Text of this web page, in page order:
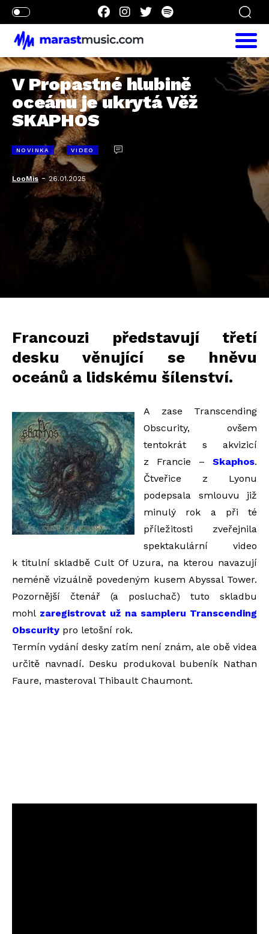
V Propastné hlubině
oceánu je ukrytá Věž
SKAPHOS
NOVINKA VIDEO
LooMis- 26.01.2025
Francouzi představují třetí
desku věnující se hněvu
oceánů a lidskému šílenství.
A zase Transcending
Obscurity, ovšem
tentokrát s akvizicí
z Francie – Skaphos.
Čtveřice z Lyonu
podepsala smlouvu již
minulý rok a při té
příležitosti zveřejnila
spektakulární video
k titulní skladbě Cult Of Uzura, na kterou navazují
neméně vizuálně povedeným kusem Abyssal Tower.
Pozornější čtenář (a posluchač) tuto skladbu
mohl zaregistrovat už na sampleru Transcending
Obscurity pro letošní rok.
Termín vydání desky zatím není znám, ale obě videa
určitě navnadí. Desku produkoval bubeník Nathan
Faure, masteroval Thibault Chaumont.